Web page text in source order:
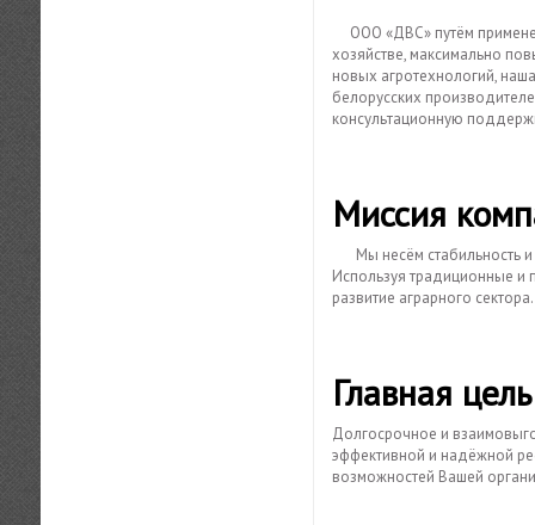
ООО «ДВС» путём
хозяйстве, максимально
новых агротехнологий,
белорусских
консультационную
Миссия
Мы несём
Используя традиционные и
развитие аграрного сектора.
Главная цель
Долгосрочное и
эффективной и надёжной
возможностей Вашей